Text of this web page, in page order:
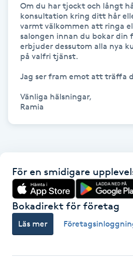
Hot Stone Massage
Hot yoga
Hudföryngring
Hudvård
Hyperhidros
Hypnos
Hårborttagning
Om du har tjockt och långt
konsultation kring ditt hår
varmt välkommen att ringa
salongen innan du bokar din
erbjuder dessutom alla nya
på valfri tjänst.
Jag ser fram emot att träffa
Vänliga hälsningar,
Ramia
För en smidigare
Bokadirekt för företag
Läs mer